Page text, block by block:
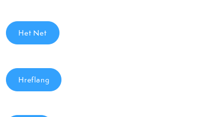
Het Net
Hreflang